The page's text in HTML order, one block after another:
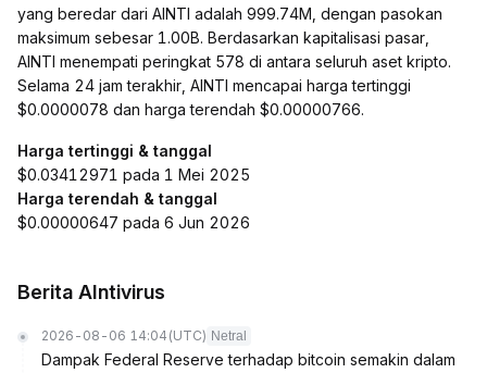
yang beredar dari AINTI adalah 999.74M, dengan pasokan
maksimum sebesar 1.00B. Berdasarkan kapitalisasi pasar,
AINTI menempati peringkat 578 di antara seluruh aset kripto.
Selama 24 jam terakhir, AINTI mencapai harga tertinggi
$0.0000078 dan harga terendah $0.00000766.
Harga tertinggi & tanggal
$0.03412971 pada 1 Mei 2025
Harga terendah & tanggal
$0.00000647 pada 6 Jun 2026
Berita AIntivirus
2026-08-06 14:04 (UTC) Netral
Dampak Federal Reserve terhadap bitcoin semakin dalam